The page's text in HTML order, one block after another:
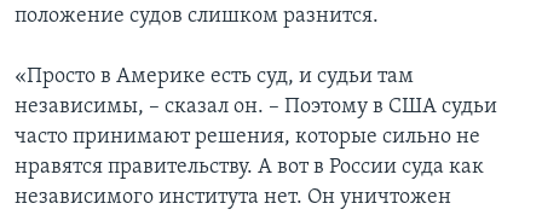
положение судов слишком разнится.
«Просто в Америке есть суд, и судьи там
независимы, – сказал он. – Поэтому в США судьи
часто принимают решения, которые сильно не
нравятся правительству. А вот в России суда как
независимого института нет. Он уничтожен